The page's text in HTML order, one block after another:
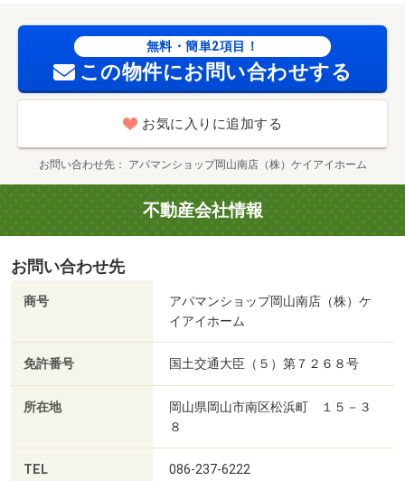
１０３２ｍ／ＪＡ岡山／Ａコープ西大寺（スーパー）まで
７７６ｍ／マルナカ西大寺店（スーパー）まで８９０ｍ／
岡山市立西大寺小学校（小学校）まで１６９６ｍ/賃貸戸
数:4戸
無料・簡単2項目！
この物件にお問い合わせする
お気に入りに追加する
お問い合わせ先 アパマンショップ岡山南店（株）ケイアイホーム
不動産会社情報
お問い合わせ先
商号
アパマンショップ岡山南店（株）ケ
イアイホーム
免許番号 国土交通大臣（５）第７２６８号
所在地
岡山県岡山市南区松浜町 １５－３
８
TEL 086-237-6222